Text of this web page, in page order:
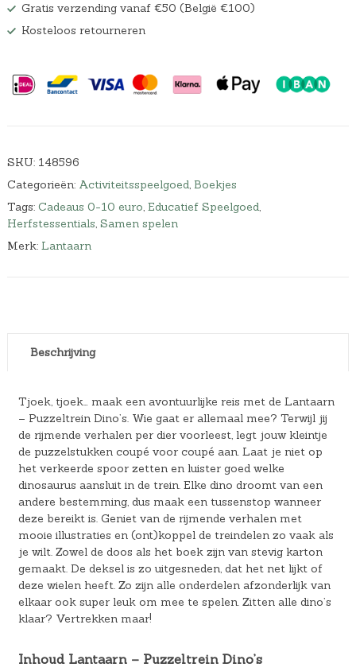
Gratis verzending vanaf €50 (België €100)
Kosteloos retourneren
SKU: 148596
Categorieën: Activiteitsspeelgoed, Boekjes
Tags: Cadeaus 0-10 euro, Educatief Speelgoed,
Herfstessentials, Samen spelen
Merk: Lantaarn
Beschrijving
Tjoek, tjoek… maak een avontuurlijke reis met de Lantaarn
– Puzzeltrein Dino’s. Wie gaat er allemaal mee? Terwijl jij
de rijmende verhalen per dier voorleest, legt jouw kleintje
de puzzelstukken coupé voor coupé aan. Laat je niet op
het verkeerde spoor zetten en luister goed welke
dinosaurus aansluit in de trein. Elke dino droomt van een
andere bestemming, dus maak een tussenstop wanneer
deze bereikt is. Geniet van de rijmende verhalen met
mooie illustraties en (ont)koppel de treindelen zo vaak als
je wilt. Zowel de doos als het boek zijn van stevig karton
gemaakt. De deksel is zo uitgesneden, dat het net lijkt of
deze wielen heeft. Zo zijn alle onderdelen afzonderlijk van
elkaar ook super leuk om mee te spelen. Zitten alle dino’s
klaar? Vertrekken maar!
Inhoud Lantaarn – Puzzeltrein Dino’s